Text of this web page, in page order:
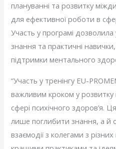
плануванні та розвитку
для ефективної роботи в
Участь у програмі
знання та практичні
підтримки ментального
“Участь у тренінгу EU-
важливим кроком у розвитку
сфері психічного здоров’я.
лише поглибити знання, а й
взаємодії з колегами з